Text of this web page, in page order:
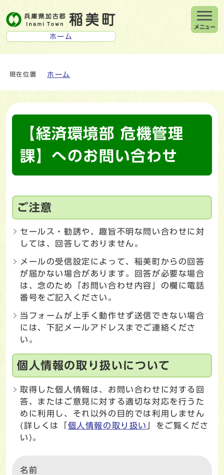
ホーム
メニュー
現在位置 ホーム
【経済環境部 危機管理
課】へのお問い合わせ
ご注意
セールス・勧誘や、趣旨不明な問い合わせに対
しては、回答しておりません。
メールの受信設定によって、稲美町からの回答
が届かない場合があります。回答が必要な場合
は、念のため「お問い合わせ内容」の欄に電話
番号をご記入ください。
当フォームが上手く動作せず送信できない場合
には、下記メールアドレスまでご連絡くださ
い。
個人情報の取り扱いについて
取得した個人情報は、お問い合わせに対する回
答、またはご意見に対する適切な対応を行うた
めに利用し、それ以外の目的では利用しません
(詳しくは「個人情報の取り扱い
」をご覧くださ
い)。
名前